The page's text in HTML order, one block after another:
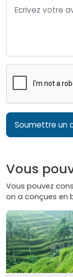
Soumettre un
Vous
Vous pouvez
on a conçues en